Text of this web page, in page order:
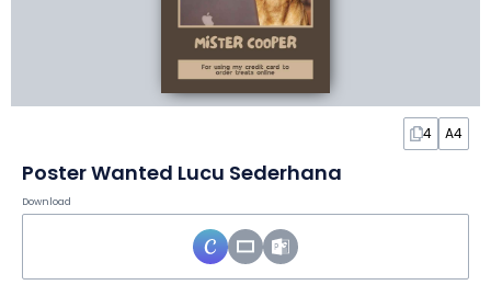
4 A4
Poster Wanted Lucu Sederhana
Download